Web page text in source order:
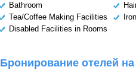
Bathroom
Tea/Coffee Making Facilities
Disabled Facilities in Rooms
Бронирование отелей